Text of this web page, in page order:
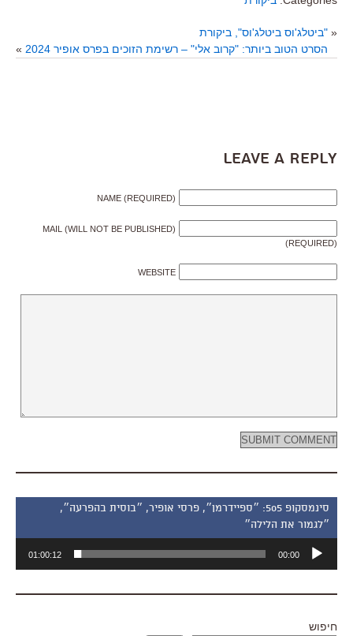
« "ביטלג'וס ביטלג'וס", ביקורת
הסרט הטוב ביותר: "קרוב אלי" – רשימת הזוכים בפרס אופיר 2024
»
Leave a Reply
NAME (REQUIRED)
MAIL (WILL NOT BE PUBLISHED)
(REQUIRED)
WEBSITE
סינמסקופ 505: ״ספיידרמן״, פרסי אופיר, ״בוסית בהפרעה״,
״לגמור את הלילה״
אודיו
00:00
01:00:12
חיפוש